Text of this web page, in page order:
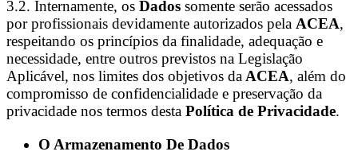
3.2. Internamente, os Dados somente serão acessados
por profissionais devidamente autorizados pela ACEA,
respeitando os princípios da finalidade, adequação e
necessidade, entre outros previstos na Legislação
Aplicável, nos limites dos objetivos daACEA, além do
compromisso de confidencialidade e preservação da
privacidade nos termos desta Política de Privacidade.
O Armazenamento De Dados